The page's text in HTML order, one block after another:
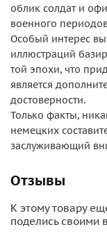
облик солдат и
военного
Особый интерес
иллюстраций
той эпохи, что
является
достоверности.
Только факты,
немецких
заслуживающий
Отзывы
К этому товару
поделись своими